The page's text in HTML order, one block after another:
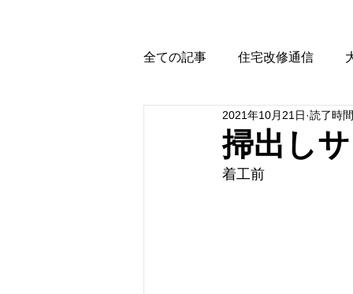
全ての記事 住宅改修通信
掃出し
2021年10月21日 読了時
着工前